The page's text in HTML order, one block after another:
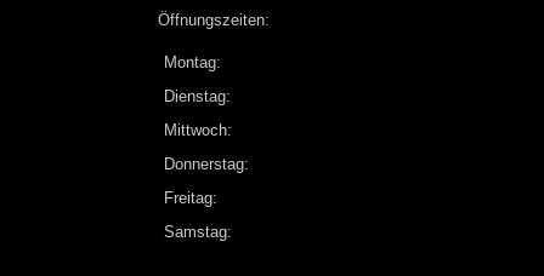
Öffnungszeiten:
Montag:
Dienstag:
Mittwoch:
Donnerstag:
Freitag:
Samstag: